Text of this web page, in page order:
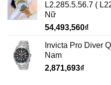
L2.285.5.56.7 (
Nữ
54,493,560₫
Invicta Pro Diver
Nam
2,871,693₫